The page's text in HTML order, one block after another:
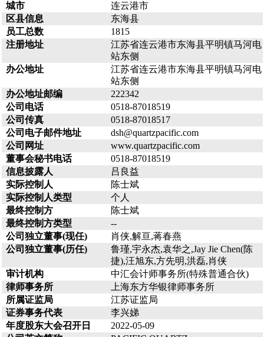
城市
连云港市
区县信息
东海县
员工总数
1815
注册地址
江苏省连云港市东海县平明镇马河电
站东侧
办公地址
江苏省连云港市东海县平明镇马河电
站东侧
办公地址邮编
222342
公司电话
0518-87018519
公司传真
0518-87018517
公司电子邮件地址
dsh@quartzpacific.com
公司网址
www.quartzpacific.com
董事会秘书电话
0518-87018519
信息披露人
吕良益
实际控制人
陈士斌
实际控制人类型
个人
最终控制方
陈士斌
最终控制方类型
--
公司独立董事(现任)
肖侠,解亘,蒋春燕
公司独立董事(历任)
鲁瑾,宇永杰,袁华之,Jay Jie Chen(陈
捷),汪旭东,方先明,洪磊,肖侠
审计机构
中汇会计师事务所(特殊普通合伙)
律师事务所
上海东方华银律师事务所
所属证监局
江苏证监局
证券事务代表
李兴娣
年度股东大会召开日
2022-05-09